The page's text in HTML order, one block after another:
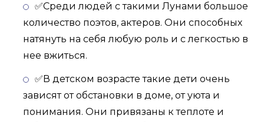
✅Среди людей с такими Лунами большое
количество поэтов, актеров. Они способных
натянуть на себя любую роль и с легкостью в
нее вжиться.
✅В детском возрасте такие дети очень
зависят от обстановки в доме, от уюта и
понимания. Они привязаны к теплоте и